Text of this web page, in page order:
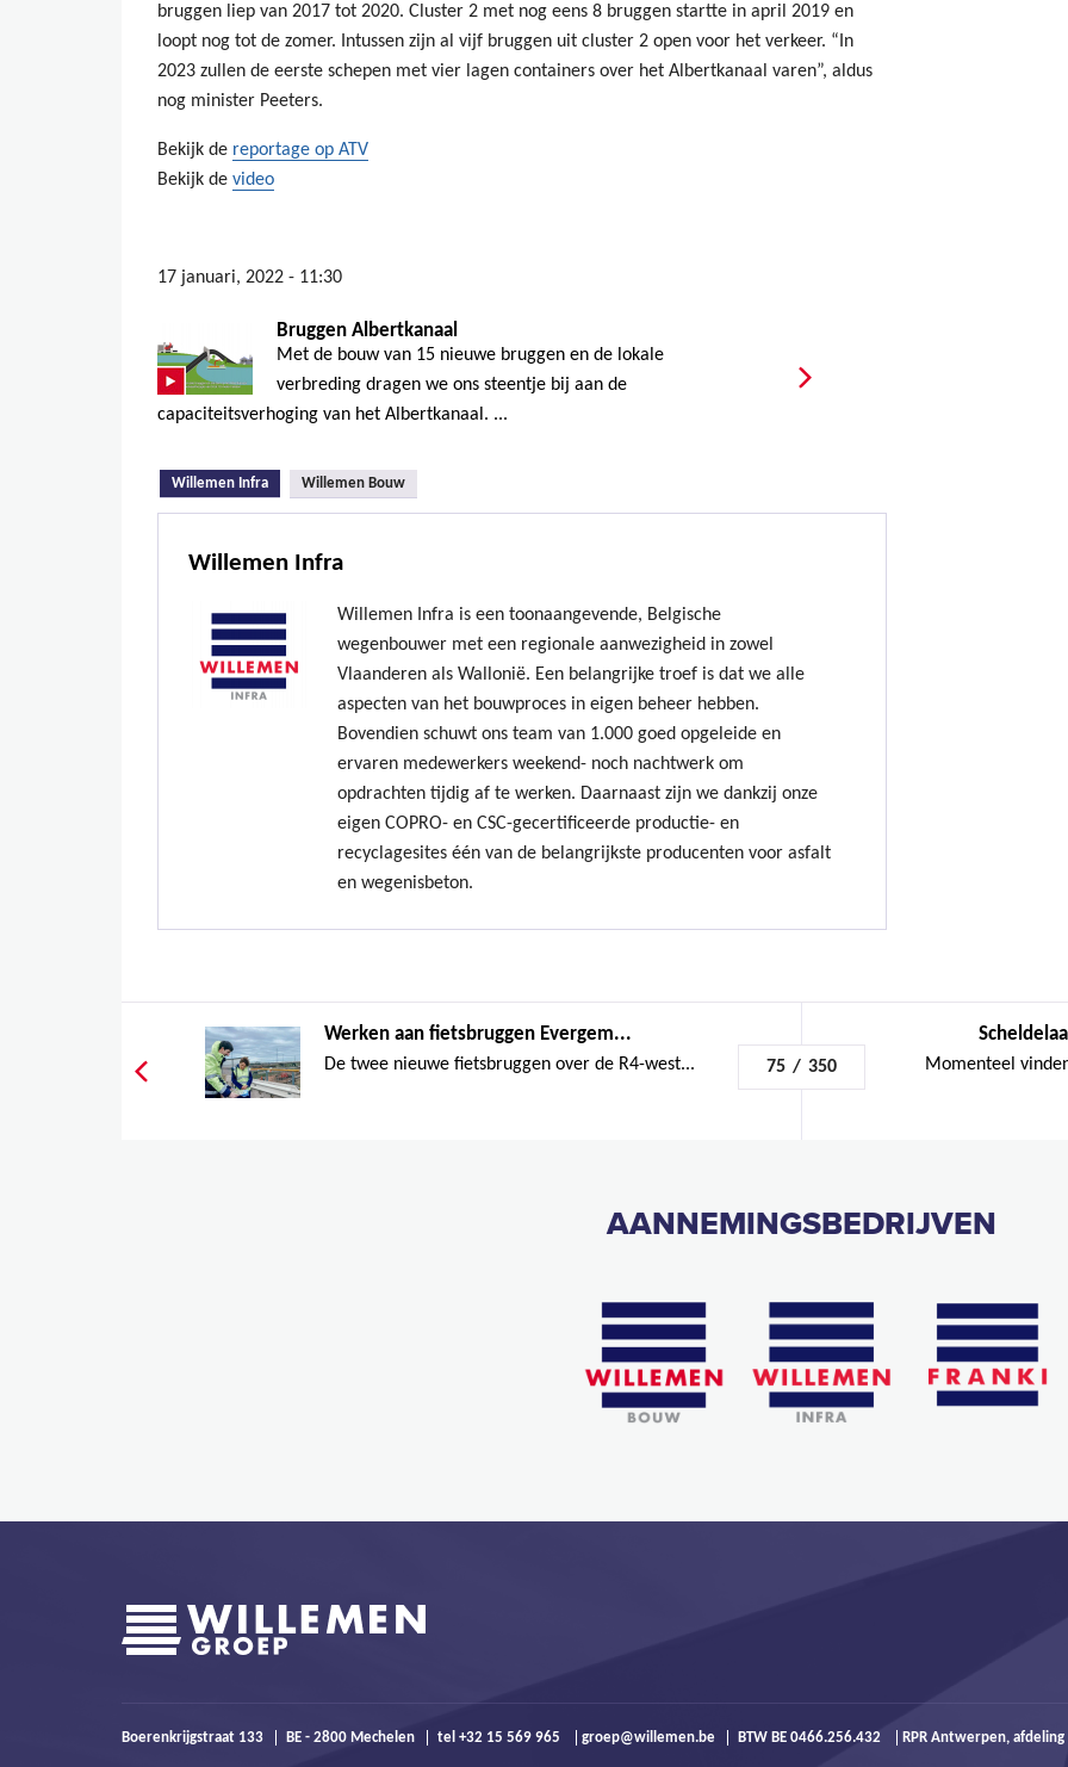
bruggen liep van 2017 tot 2020. Cluster 2 met nog eens 8 bruggen startte in april 2019 en
loopt nog tot de zomer. Intussen zijn al vijf bruggen uit cluster 2 open voor het verkeer. “In
2023 zullen de eerste schepen met vier lagen containers over het Albertkanaal varen”, aldus
nog minister Peeters.
Bekijk de reportage op ATV
Bekijk de video
17 januari, 2022 - 11:30
Bruggen Albertkanaal
Met de bouw van 15 nieuwe bruggen en de lokale
verbreding dragen we ons steentje bij aan de
capaciteitsverhoging van het Albertkanaal. ...
Willemen Infra (actieve tabblad)
Willemen Bouw
Willemen Infra
Willemen Infra is een toonaangevende, Belgische
wegenbouwer met een regionale aanwezigheid in zowel
Vlaanderen als Wallonië. Een belangrijke troef is dat we alle
aspecten van het bouwproces in eigen beheer hebben.
Bovendien schuwt ons team van 1.000 goed opgeleide en
ervaren medewerkers weekend- noch nachtwerk om
opdrachten tijdig af te werken. Daarnaast zijn we dankzij onze
eigen COPRO- en CSC-gecertificeerde productie- en
recyclagesites één van de belangrijkste producenten voor asfalt
en wegenisbeton.
Werken aan fietsbruggen Evergem...
De twee nieuwe fietsbruggen over de R4-west... 75 / 350 Momenteel
AANNEMINGSBEDRIJVEN
Boerenkrijgstraat 133 BE - 2800 Mechelen tel +32 15 569 965 groep@willemen.be BTW BE 0466.256.432 RPR Antwerpen,